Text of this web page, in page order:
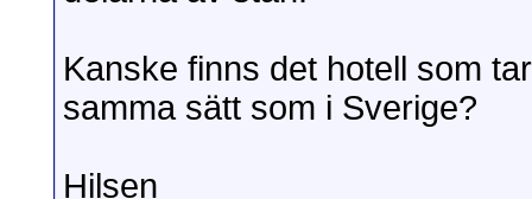
Kanske finns det hotell som
samma sätt som i Sverige?
Hilsen